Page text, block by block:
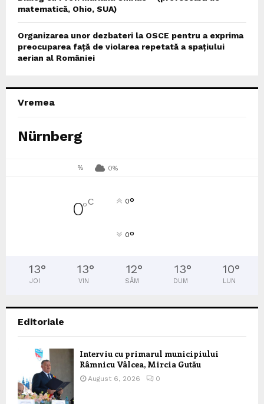
matematică, Ohio, SUA)
Organizarea unor dezbateri la OSCE pentru a exprima
preocuparea față de violarea repetată a spațiului
aerian al României
Vremea
Nürnberg
% 0%
0°C 0°
0°
13°
JOI
13°
VIN
12°
SÂM
13°
DUM
10°
LUN
Editoriale
Interviu cu primarul municipiului
Râmnicu Vâlcea, Mircia Gutău
August 6, 2026 0